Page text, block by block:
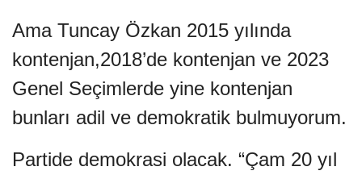
Ama Tuncay Özkan 2015 yılında
kontenjan,2018’de kontenjan ve 2023
Genel Seçimlerde yine kontenjan
bunları adil ve demokratik bulmuyorum.
Partide demokrasi olacak. “Çam 20 yıl